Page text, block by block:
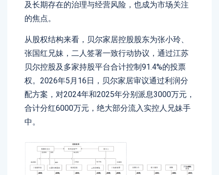
及长期存在的治理与经营风险，也成为市场关注
的焦点。
从股权结构来看，贝尔家居控股股东为张小玲、
张国红兄妹，二人签署一致行动协议，通过江苏
贝尔控股及多家持股平台合计控制91.4%的投票
权。2026年5月16日，贝尔家居审议通过利润分
配方案，对2024年和2025年分别派息3000万元，
合计分红6000万元，绝大部分流入实控人兄妹手
中。